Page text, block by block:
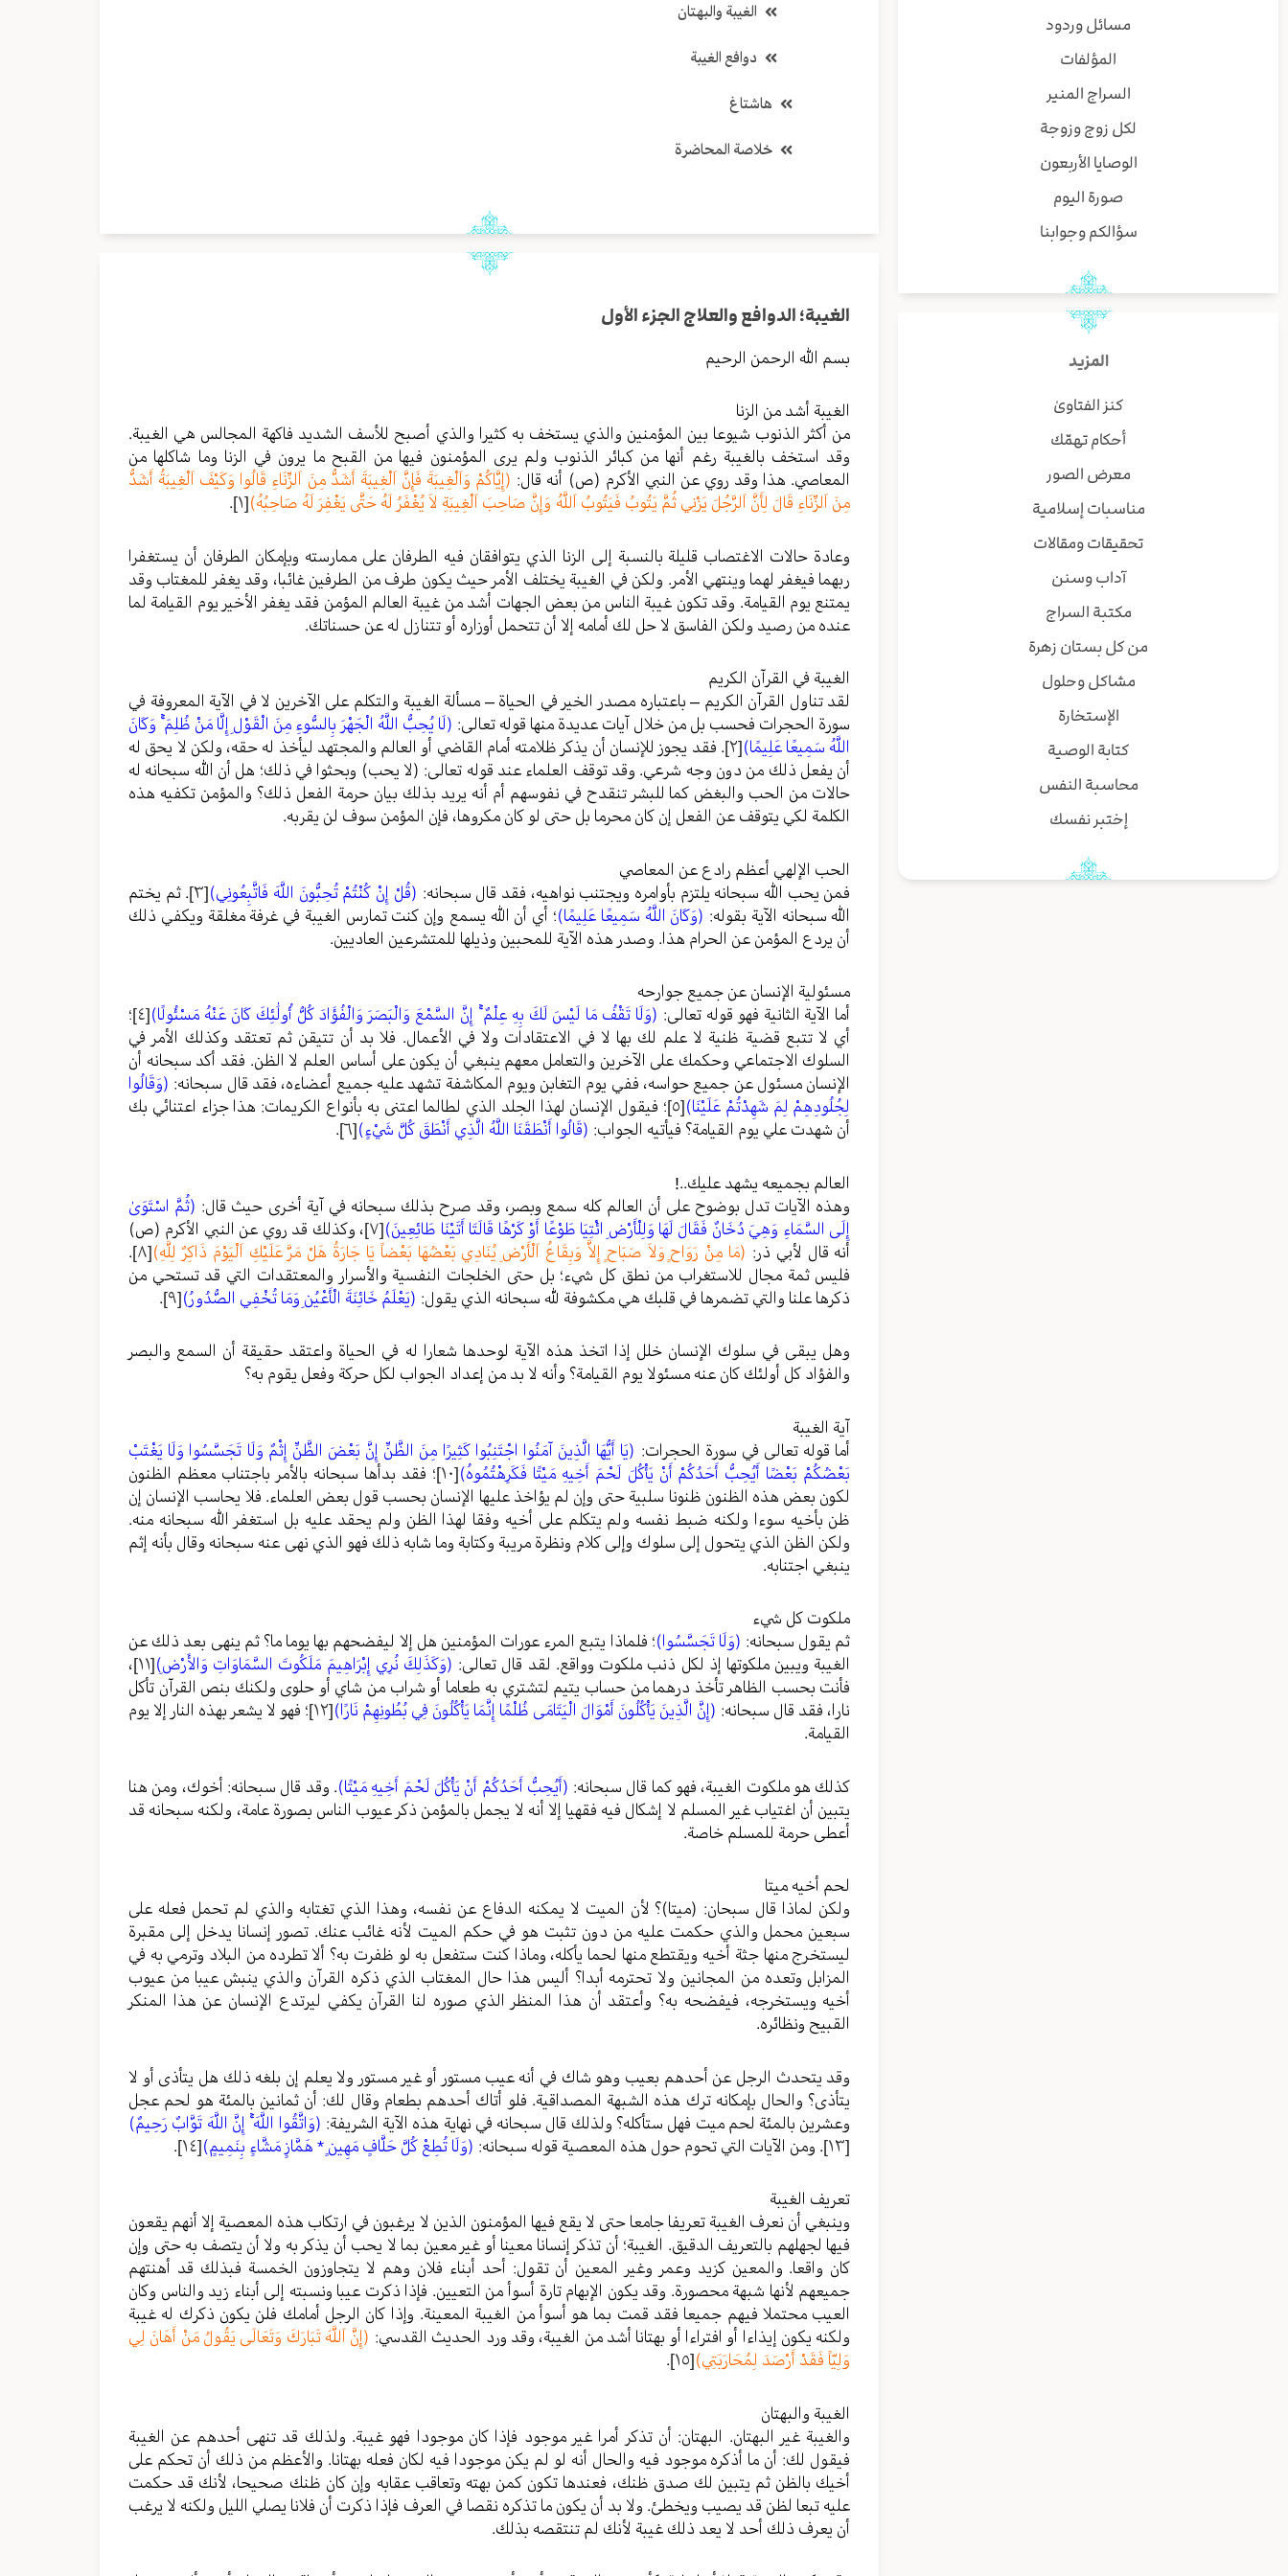
مسائل وردود
المؤلفات
السراج المنير
لكل زوج وزوجة
الوصايا الأربعون
صورة اليوم
سؤالكم وجوابنا
المزيد
كنز الفتاوىٰ
أحكام تهمّك
معرض الصور
مناسبات إسلامية
تحقيقات ومقالات
آداب وسنن
مكتبة السراج
من كل بستان زهرة
مشاكل وحلول
الإستخارة
كتابة الوصية
محاسبة النفس
إختبر نفسك
الغيبة والبهتان
دوافع الغيبة
هاشتاغ
خلاصة المحاضرة
الغيبة؛ الدوافع والعلاج الجزء الأول
بسم الله الرحمن الرحيم
الغيبة أشد من الزنا
من أكثر الذنوب شيوعا بين المؤمنين والذي يستخف به كثيرا والذي أصبح للأسف الشديد فاكهة المجالس هي الغيبة.
وقد استخف بالغيبة رغم أنها من كبائر الذنوب ولم يرى المؤمنون فيها من القبح ما يرون في الزنا وما شاكلها من
المعاصي. هذا وقد روي عن النبي الأكرم (ص) أنه قال: (إِيَّاكُمْ وَاَلْغِيبَةَ فَإِنَّ اَلْغِيبَةَ أَشَدُّ مِنَ اَلزِّنَاءِ قَالُوا وَكَيْفَ اَلْغِيبَةُ أَشَدُّ
مِنَ اَلزِّنَاءِ قَالَ لِأَنَّ اَلرَّجُلَ يَزْنِي ثُمَّ يَتُوبُ فَيَتُوبُ اَللَّهُ وَإِنَّ صَاحِبَ اَلْغِيبَةِ لاَ يُغْفَرُ لَهُ حَتَّى يَغْفِرَ لَهُ صَاحِبُهُ)[١] .
وعادة حالات الاغتصاب قليلة بالنسبة إلى الزنا الذي يتوافقان فيه الطرفان على ممارسته وبإمكان الطرفان أن يستغفرا
ربهما فيغفر لهما وينتهي الأمر. ولكن في الغيبة يختلف الأمر حيث يكون طرف من الطرفين غائبا، وقد يغفر للمغتاب وقد
يمتنع يوم القيامة. وقد تكون غيبة الناس من بعض الجهات أشد من غيبة العالم المؤمن فقد يغفر الأخير يوم القيامة لما
عنده من رصيد ولكن الفاسق لا حل لك أمامه إلا أن تتحمل أوزاره أو تتنازل له عن حسناتك.
الغيبة في القرآن الكريم
لقد تناول القرآن الكريم – باعتباره مصدر الخير في الحياة – مسألة الغيبة والتكلم على الآخرين لا في الآية المعروفة في
سورة الحجرات فحسب بل من خلال آيات عديدة منها قوله تعالى: (لَا يُحِبُّ اللَّهُ الْجَهْرَ بِالسُّوءِ مِنَ الْقَوْلِ إِلَّا مَنْ ظُلِمَ ۚ وَكَانَ
اللَّهُ سَمِيعًا عَلِيمًا)[٢]
. فقد يجوز للإنسان أن يذكر ظلامته أمام القاضي أو العالم والمجتهد ليأخذ له حقه، ولكن لا يحق له
أن يفعل ذلك من دون وجه شرعي. وقد توقف العلماء عند قوله تعالى: (لا يحب) وبحثوا في ذلك؛ هل أن الله سبحانه له
حالات من الحب والبغض كما للبشر تنقدح في نفوسهم أم أنه يريد بذلك بيان حرمة الفعل ذلك؟ والمؤمن تكفيه هذه
الكلمة لكي يتوقف عن الفعل إن كان محرما بل حتى لو كان مكروها، فإن المؤمن سوف لن يقربه.
الحب الإلهي أعظم رادع عن المعاصي
فمن يحب الله سبحانه يلتزم بأوامره ويجتنب نواهيه، فقد قال سبحانه: (قُلْ إِنْ كُنْتُمْ تُحِبُّونَ اللَّهَ فَاتَّبِعُونِي)[٣]
. ثم يختم
الله سبحانه الآية بقوله: (وَكَانَ اللَّهُ سَمِيعًا عَلِيمًا)؛ أي أن الله يسمع وإن كنت تمارس الغيبة في غرفة مغلقة ويكفي ذلك
أن يردع المؤمن عن الحرام هذا. وصدر هذه الآية للمحبين وذيلها للمتشرعين العاديين.
مسئولية الإنسان عن جميع جوارحه
أما الآية الثانية فهو قوله تعالى: (وَلَا تَقْفُ مَا لَيْسَ لَكَ بِهِ عِلْمٌ ۚ إِنَّ السَّمْعَ وَالْبَصَرَ وَالْفُؤَادَ كُلُّ أُولَٰئِكَ كَانَ عَنْهُ مَسْئُولًا)[٤]
؛
أي لا تتبع قضية ظنية لا علم لك بها لا في الاعتقادات ولا في الأعمال. فلا بد أن تتيقن ثم تعتقد وكذلك الأمر في
السلوك الاجتماعي وحكمك على الآخرين والتعامل معهم ينبغي أن يكون على أساس العلم لا الظن. فقد أكد سبحانه أن
الإنسان مسئول عن جميع حواسه، ففي يوم التغابن ويوم المكاشفة تشهد عليه جميع أعضاءه، فقد قال سبحانه: (وَقَالُوا
لِجُلُودِهِمْ لِمَ شَهِدْتُمْ عَلَيْنَا)[٥]
؛ فيقول الإنسان لهذا الجلد الذي لطالما اعتنى به بأنواع الكريمات: هذا جزاء اعتنائي بك
أن شهدت علي يوم القيامة؟ فيأتيه الجواب: (قَالُوا أَنْطَقَنَا اللَّهُ الَّذِي أَنْطَقَ كُلَّ شَيْءٍ)[٦] .
العالم بجميعه يشهد عليك..!
وهذه الآيات تدل بوضوح على أن العالم كله سمع وبصر، وقد صرح بذلك سبحانه في آية أخرى حيث قال: (ثُمَّ اسْتَوَىٰ
إِلَى السَّمَاءِ وَهِيَ دُخَانٌ فَقَالَ لَهَا وَلِلْأَرْضِ ائْتِيَا طَوْعًا أَوْ كَرْهًا قَالَتَا أَتَيْنَا طَائِعِينَ)[٧]
، وكذلك قد روي عن النبي الأكرم (ص)
أنه قال لأبي ذر: (مَا مِنْ رَوَاحٍ وَلاَ صَبَاحٍ إِلاَّ وَبِقَاعُ اَلْأَرْضِ يُنَادِي بَعْضُهَا بَعْضاً يَا جَارَةُ هَلْ مَرَّ عَلَيْكِ اَلْيَوْمَ ذَاكِرٌ لِلَّهِ)[٨]
.
فليس ثمة مجال للاستغراب من نطق كل شيء؛ بل حتى الخلجات النفسية والأسرار والمعتقدات التي قد تستحي من
ذكرها علنا والتي تضمرها في قلبك هي مكشوفة لله سبحانه الذي يقول: (يَعْلَمُ خَائِنَةَ الْأَعْيُنِ وَمَا تُخْفِي الصُّدُورُ)[٩] .
وهل يبقى في سلوك الإنسان خلل إذا اتخذ هذه الآية لوحدها شعارا له في الحياة واعتقد حقيقة أن السمع والبصر
والفؤاد كل أولئك كان عنه مسئولا يوم القيامة؟ وأنه لا بد من إعداد الجواب لكل حركة وفعل يقوم به؟
آية الغيبة
أما قوله تعالى في سورة الحجرات: (يَا أَيُّهَا الَّذِينَ آمَنُوا اجْتَنِبُوا كَثِيرًا مِنَ الظَّنِّ إِنَّ بَعْضَ الظَّنِّ إِثْمٌ وَلَا تَجَسَّسُوا وَلَا يَغْتَبْ
بَعْضُكُمْ بَعْضًا أَيُحِبُّ أَحَدُكُمْ أَنْ يَأْكُلَ لَحْمَ أَخِيهِ مَيْتًا فَكَرِهْتُمُوهُ)[١٠]
؛ فقد بدأها سبحانه بالأمر باجتناب معظم الظنون
لكون بعض هذه الظنون ظنونا سلبية حتى وإن لم يؤاخذ عليها الإنسان بحسب قول بعض العلماء. فلا يحاسب الإنسان إن
ظن بأخيه سوءا ولكنه ضبط نفسه ولم يتكلم على أخيه وفقا لهذا الظن ولم يحقد عليه بل استغفر الله سبحانه منه.
ولكن الظن الذي يتحول إلى سلوك وإلى كلام ونظرة مريبة وكتابة وما شابه ذلك فهو الذي نهى عنه سبحانه وقال بأنه إثم
ينبغي اجتنابه.
ملكوت كل شيء
ثم يقول سبحانه: (وَلَا تَجَسَّسُوا)؛ فلماذا يتبع المرء عورات المؤمنين هل إلا ليفضحهم بها يوما ما؟ ثم ينهى بعد ذلك عن
الغيبة ويبين ملكوتها إذ لكل ذنب ملكوت وواقع. لقد قال تعالى: (وَكَذَلِكَ نُرِي إِبْرَاهِيمَ مَلَكُوتَ السَّمَاوَاتِ وَالأَرْضِ)[١١]
،
فأنت بحسب الظاهر تأخذ درهما من حساب يتيم لتشتري به طعاما أو شراب من شاي أو حلوى ولكنك بنص القرآن تأكل
نارا، فقد قال سبحانه: (إِنَّ الَّذِينَ يَأْكُلُونَ أَمْوَالَ الْيَتَامَى ظُلْمًا إِنَّمَا يَأْكُلُونَ فِي بُطُونِهِمْ نَارًا)[١٢]
؛ فهو لا يشعر بهذه النار إلا يوم
القيامة.
كذلك هو ملكوت الغيبة، فهو كما قال سبحانه: (أَيُحِبُّ أَحَدُكُمْ أَنْ يَأْكُلَ لَحْمَ أَخِيهِ مَيْتًا). وقد قال سبحانه: أخوك، ومن هنا
يتبين أن اغتياب غير المسلم لا إشكال فيه فقهيا إلا أنه لا يجمل بالمؤمن ذكر عيوب الناس بصورة عامة، ولكنه سبحانه قد
أعطى حرمة للمسلم خاصة.
لحم أخيه ميتا
ولكن لماذا قال سبحان: (ميتا)؟ لأن الميت لا يمكنه الدفاع عن نفسه، وهذا الذي تغتابه والذي لم تحمل فعله على
سبعين محمل والذي حكمت عليه من دون تثبت هو في حكم الميت لأنه غائب عنك. تصور إنسانا يدخل إلى مقبرة
ليستخرج منها جثة أخيه ويقتطع منها لحما يأكله، وماذا كنت ستفعل به لو ظفرت به؟ ألا تطرده من البلاد وترمي به في
المزابل وتعده من المجانين ولا تحترمه أبدا؟ أليس هذا حال المغتاب الذي ذكره القرآن والذي ينبش عيبا من عيوب
أخيه ويستخرجه، فيفضحه به؟ وأعتقد أن هذا المنظر الذي صوره لنا القرآن يكفي ليرتدع الإنسان عن هذا المنكر
القبيح ونظائره.
وقد يتحدث الرجل عن أحدهم بعيب وهو شاك في أنه عيب مستور أو غير مستور ولا يعلم إن بلغه ذلك هل يتأذى أو لا
يتأذى؟ والحال بإمكانه ترك هذه الشبهة المصداقية. فلو أتاك أحدهم بطعام وقال لك: أن ثمانين بالمئة هو لحم عجل
وعشرين بالمئة لحم ميت فهل ستأكله؟ ولذلك قال سبحانه في نهاية هذه الآية الشريفة: (وَاتَّقُوا اللَّهَ ۚ إِنَّ اللَّهَ تَوَّابٌ رَحِيمٌ)
[١٣]
. ومن الآيات التي تحوم حول هذه المعصية قوله سبحانه: (وَلَا تُطِعْ كُلَّ حَلَّافٍ مَهِينٍ * هَمَّازٍ مَشَّاءٍ بِنَمِيمٍ)[١٤] .
تعريف الغيبة
وينبغي أن نعرف الغيبة تعريفا جامعا حتى لا يقع فيها المؤمنون الذين لا يرغبون في ارتكاب هذه المعصية إلا أنهم يقعون
فيها لجهلهم بالتعريف الدقيق. الغيبة؛ أن تذكر إنسانا معينا أو غير معين بما لا يحب أن يذكر به ولا أن يتصف به حتى وإن
كان واقعا. والمعين كزيد وعمر وغير المعين أن تقول: أحد أبناء فلان وهم لا يتجاوزون الخمسة فبذلك قد أهنتهم
جميعهم لأنها شبهة محصورة. وقد يكون الإبهام تارة أسوأ من التعيين. فإذا ذكرت عيبا ونسبته إلى أبناء زيد والناس وكان
العيب محتملا فيهم جميعا فقد قمت بما هو أسوأ من الغيبة المعينة. وإذا كان الرجل أمامك فلن يكون ذكرك له غيبة
ولكنه يكون إيذاءا أو افتراءا أو بهتانا أشد من الغيبة، وقد ورد الحديث القدسي: (إِنَّ اَللَّهَ تَبَارَكَ وَتَعَالَى يَقُولُ مَنْ أَهَانَ لِي
وَلِيّاً فَقَدْ أَرْصَدَ لِمُحَارَبَتِي)[١٥] .
الغيبة والبهتان
والغيبة غير البهتان. البهتان: أن تذكر أمرا غير موجود فإذا كان موجودا فهو غيبة. ولذلك قد تنهى أحدهم عن الغيبة
فيقول لك: أن ما أذكره موجود فيه والحال أنه لو لم يكن موجودا فيه لكان فعله بهتانا. والأعظم من ذلك أن تحكم على
أخيك بالظن ثم يتبين لك صدق ظنك، فعندها تكون كمن بهته وتعاقب عقابه وإن كان ظنك صحيحا، لأنك قد حكمت
عليه تبعا لظن قد يصيب ويخطئ. ولا بد أن يكون ما تذكره نقصا في العرف فإذا ذكرت أن فلانا يصلي الليل ولكنه لا يرغب
أن يعرف ذلك أحد لا يعد ذلك غيبة لأنك لم تنتقصه بذلك.